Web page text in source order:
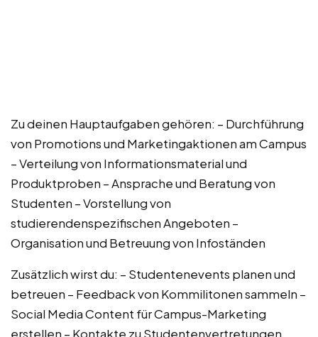
Zu deinen Hauptaufgaben gehören: – Durchführung
von Promotions und Marketingaktionen am Campus
– Verteilung von Informationsmaterial und
Produktproben – Ansprache und Beratung von
Studenten – Vorstellung von
studierendenspezifischen Angeboten –
Organisation und Betreuung von Infoständen
Zusätzlich wirst du: – Studentenevents planen und
betreuen – Feedback von Kommilitonen sammeln –
Social Media Content für Campus-Marketing
erstellen – Kontakte zu Studentenvertretungen